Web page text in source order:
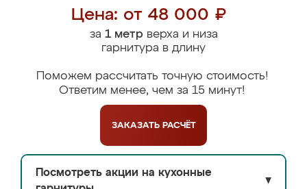
Цена: от 48 000 ₽
за 1 метрверха и низа
гарнитура в длину
Поможем рассчитать точную стоимость!
Ответим менее, чем за 15 минут!
ЗАКАЗАТЬ РАСЧЁТ
Посмотреть акции на кухонные
▼